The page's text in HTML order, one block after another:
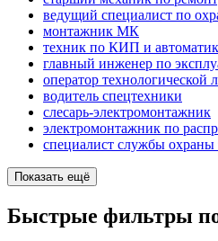
ведущий специалист по
монтажник МК
техник по КИП и
главный инженер по
оператор технологической
водитель спецтехники
слесарь-электромонтажник
электромонтажник по
специалист службы охраны
Показать ещё
Быстрые фильтры